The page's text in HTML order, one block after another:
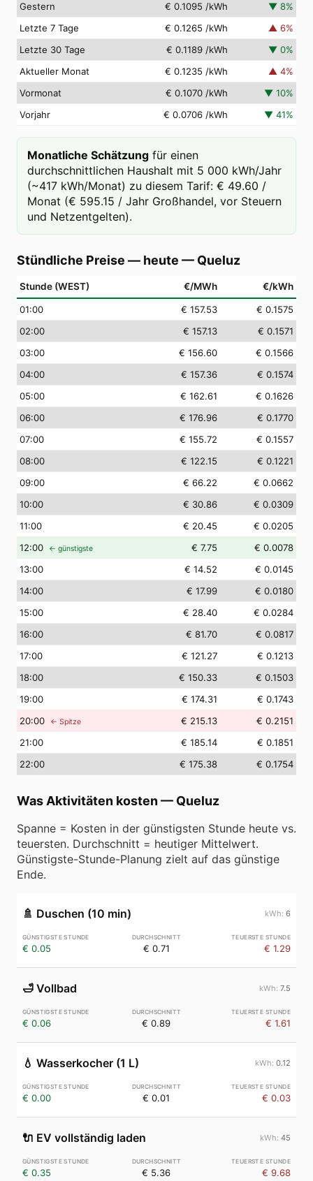
Gestern
€ 0.1095 /kWh ▼ 8%
Letzte 7 Tage
€ 0.1265 /kWh ▲ 6%
Letzte 30 Tage
€ 0.1189 /kWh ▼ 0%
Aktueller Monat
€ 0.1235 /kWh ▲ 4%
Vormonat
€ 0.1070 /kWh ▼ 10%
Vorjahr
€ 0.0706 /kWh ▼ 41%
Monatliche Schätzung für einen
durchschnittlichen Haushalt mit 5 000 kWh/Jahr
(~417 kWh/Monat) zu diesem Tarif: € 49.60 /
Monat (€ 595.15 / Jahr Großhandel, vor Steuern
und Netzentgelten).
Stündliche Preise — heute — Queluz
Stunde (WEST) €/MWh €/kWh
01:00 € 157.53
€ 0.1575
02:00 € 157.13
€ 0.1571
03:00 € 156.60
€ 0.1566
04:00 € 157.36
€ 0.1574
05:00 € 162.61
€ 0.1626
06:00 € 176.96
€ 0.1770
07:00 € 155.72
€ 0.1557
08:00 € 122.15
€ 0.1221
09:00 € 66.22
€ 0.0662
10:00 € 30.86
€ 0.0309
11:00 € 20.45
€ 0.0205
12:00 ← günstigste € 7.75
€ 0.0078
13:00 € 14.52
€ 0.0145
14:00 € 17.99
€ 0.0180
15:00 € 28.40
€ 0.0284
16:00 € 81.70
€ 0.0817
17:00 € 121.27
€ 0.1213
18:00 € 150.33
€ 0.1503
19:00 € 174.31
€ 0.1743
20:00 ← Spitze € 215.13
€ 0.2151
21:00 € 185.14
€ 0.1851
22:00 € 175.38 € 0.1754
Was Aktivitäten kosten — Queluz
Spanne = Kosten in der günstigsten Stunde heute vs.
teuersten. Durchschnitt = heutiger Mittelwert.
Günstigste-Stunde-Planung zielt auf das günstige
Ende.
🚿 Duschen (10 min) 6
€ 0.05 € 0.71 € 1.29
🛁 Vollbad 7.5
€ 0.06 € 0.89 € 1.61
💧 Wasserkocher (1 L) 0.12
€ 0.00 € 0.01 € 0.03
🔌 EV vollständig laden 45
€ 0.35 € 5.36 € 9.68